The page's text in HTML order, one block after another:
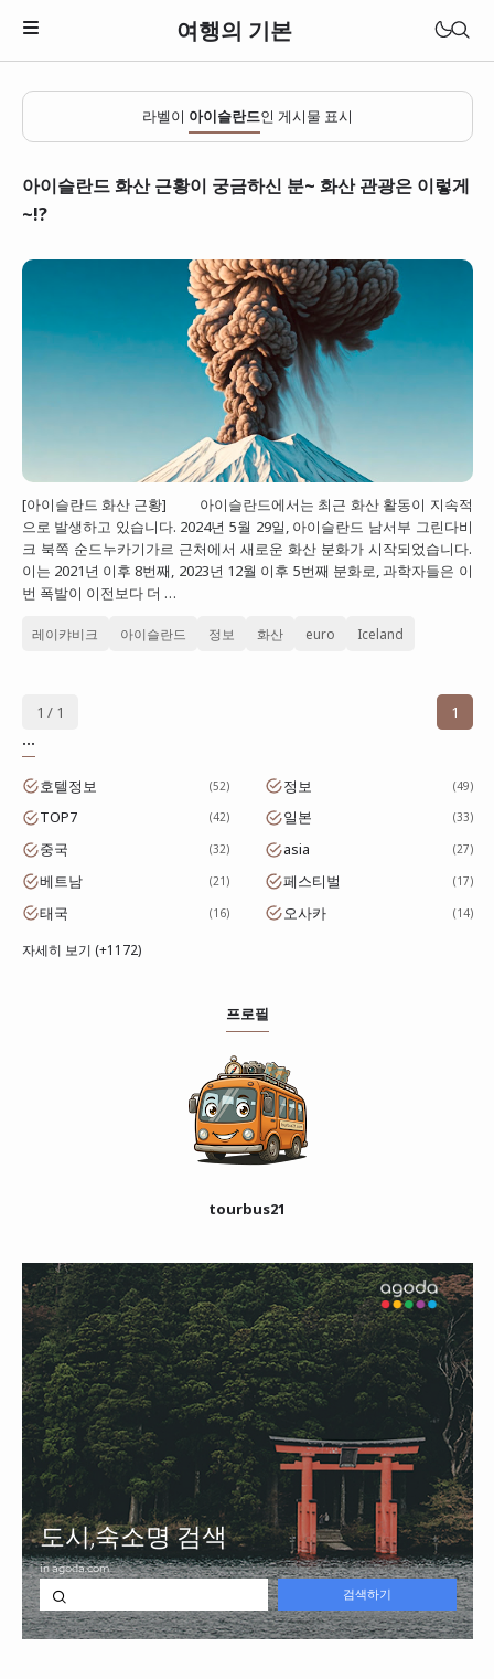
여행의 기본
태국
대만
프랑스
이탈리아
스위스
라벨이 아이슬란드인 게시물 표시
아이슬란드 화산 근황이 궁금하신 분~ 화산 관광은 이렇게
~!?
[아이슬란드 화산 근황] 아이슬란드에서는 최근 화산 활동이 지속적
으로 발생하고 있습니다. 2024년 5월 29일, 아이슬란드 남서부 그린다비
크 북쪽 순드누카기가르 근처에서 새로운 화산 분화가 시작되었습니다.
이는 2021년 이후 8번째, 2023년 12월 이후 5번째 분화로, 과학자들은 이
번 폭발이 이전보다 더 …
레이캬비크 아이슬란드 정보 화산 euro Iceland
1 / 1
1
...
호텔정보 52 정보 49
TOP7 42 일본 33
중국 32 asia 27
베트남 21 페스티벌 17
태국 16 오사카 14
자세히 보기 (+1172)
프로필
tourbus21